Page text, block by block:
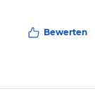
Bewerten